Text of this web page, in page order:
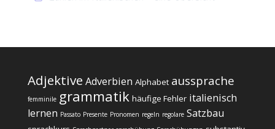
Adjektive Adverbien Alphabet aussprache
femminile grammatik häufige Fehler italienisch
lernen Passato Presente Pronomen regeln regolare Satzbau